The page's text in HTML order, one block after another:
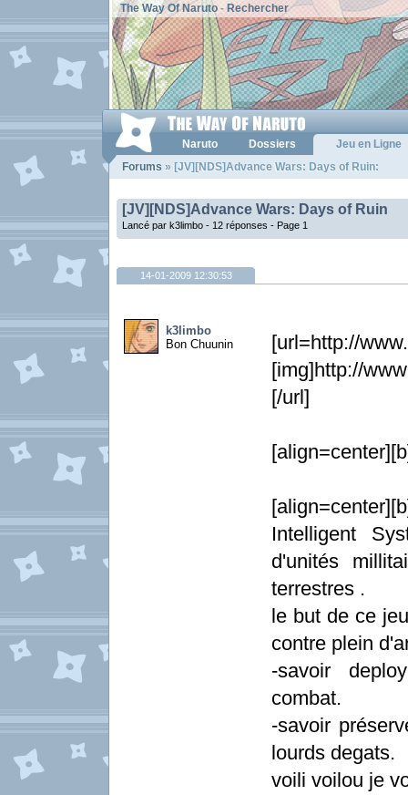
The Way Of Naruto- Rechercher
Naruto Dossiers
Jeu en Ligne
Forums » [JV][NDS]Advance Wars: Days of Ruin:
[JV][NDS]Advance Wars: Days of Ruin
Lancé par k3limbo - 12 réponses - Page 1
14-01-2009 12:30:53
k3limbo
Bon Chuunin
[url=http://
[img]http://
[/url]
Intelligent
d'unités
terrestres .
le but de ce
contre plein
-savoir
combat.
-savoir
lourds degats.
voili voilou je